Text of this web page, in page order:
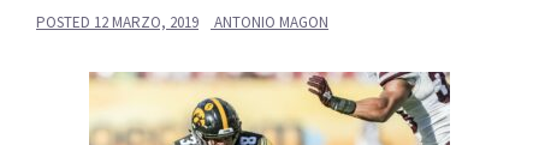
POSTED 12 MARZO, 2019 ANTONIO MAGON